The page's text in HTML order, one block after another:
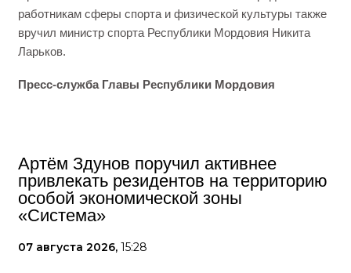
работникам сферы спорта и физической культуры также
вручил министр спорта Республики Мордовия Никита
Ларьков.
Пресс-служба Главы Республики Мордовия
Артём Здунов поручил активнее
привлекать резидентов на территорию
особой экономической зоны
«Система»
07 августа 2026, 15:28